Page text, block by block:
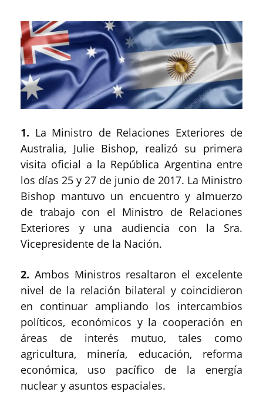
1. La Ministro de Relaciones Exteriores de
Australia, Julie Bishop, realizó su primera
visita oficial a la República Argentina entre
los días 25 y 27 de junio de 2017. La Ministro
Bishop mantuvo un encuentro y almuerzo
de trabajo con el Ministro de Relaciones
Exteriores y una audiencia con la Sra.
Vicepresidente de la Nación.
2. Ambos Ministros resaltaron el excelente
nivel de la relación bilateral y coincidieron
en continuar ampliando los intercambios
políticos, económicos y la cooperación en
áreas de interés mutuo, tales como
agricultura, minería, educación, reforma
económica, uso pacífico de la energía
nuclear y asuntos espaciales.